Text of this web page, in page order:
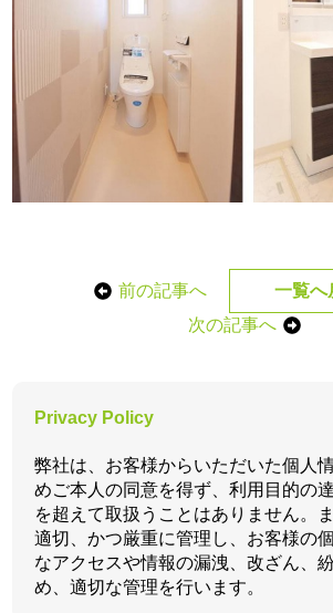
前の記事へ
一覧へ
次の記事へ
Privacy Policy
弊社は、お客様からいただいた個人
めご本人の同意を得ず、利用目的の
を超えて取扱うことはありません。
適切、かつ厳重に管理し、お客様の
なアクセスや情報の漏洩、改ざん、
め、適切な管理を行います。